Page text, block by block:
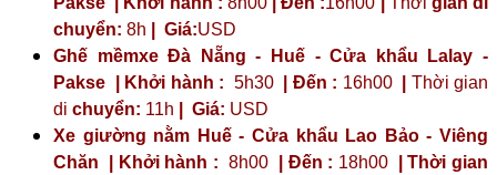
chuyển: 8h Giá:USD
Ghế mềmxe Đà Nẵng - Huế - Cửa khẩu Lalay -
Pakse | Khởi hành : 5h30| Đến : 16h00| Thời gian
di chuyển: 11h Giá: USD
Xe giường nằm Huế - Cửa khẩu Lao Bảo - Viêng
Chăn | Khởi hành : 8h00| Đến : 18h00| Thời gian